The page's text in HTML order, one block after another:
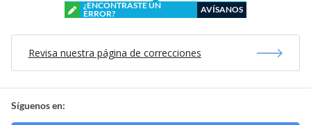
¿ENCONTRASTE UN
ERROR?
AVÍSANOS
Revisa nuestra página de correcciones
Síguenos en: